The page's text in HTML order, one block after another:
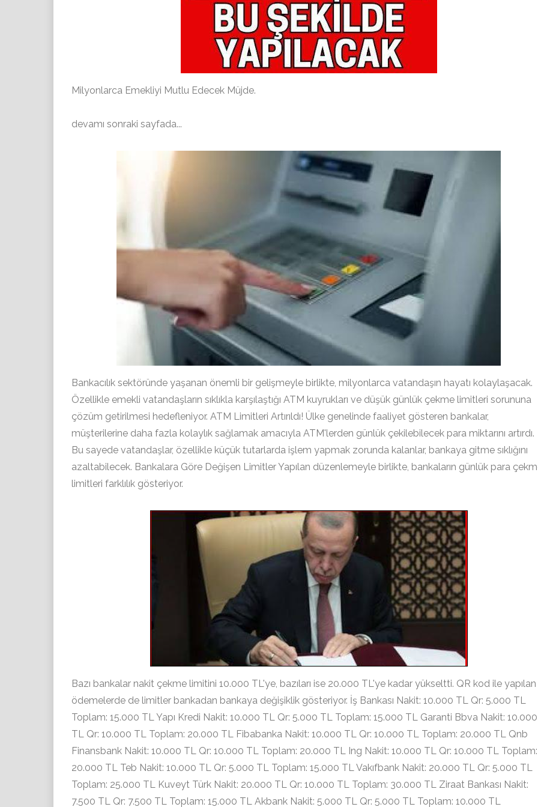
Milyonlarca Emekliyi Mutlu Edecek Müjde.
devamı sonraki sayfada...
Bankacılık sektöründe yaşanan önemli bir gelişmeyle birlikte, milyonlarca vatandaşın hayatı kolaylaşacak.
Özellikle emekli vatandaşların sıklıkla karşılaştığı ATM kuyrukları ve düşük günlük çekme limitleri sorununa
çözüm getirilmesi hedefleniyor. ATM Limitleri Artırıldı! Ülke genelinde faaliyet gösteren bankalar,
müşterilerine daha fazla kolaylık sağlamak amacıyla ATM'lerden günlük çekilebilecek para miktarını artırdı.
Bu sayede vatandaşlar, özellikle küçük tutarlarda işlem yapmak zorunda kalanlar, bankaya gitme sıklığını
azaltabilecek. Bankalara Göre Değişen Limitler Yapılan düzenlemeyle birlikte, bankaların günlük para
limitleri farklılık gösteriyor.
Bazı bankalar nakit çekme limitini 10.000 TL'ye, bazıları ise 20.000 TL'ye kadar yükseltti. QR kod ile yapılan
ödemelerde de limitler bankadan bankaya değişiklik gösteriyor. İş Bankası Nakit: 10.000 TL Qr: 5.000 TL
Toplam: 15.000 TL Yapı Kredi Nakit: 10.000 TL Qr: 5.000 TL Toplam: 15.000 TL Garanti Bbva Nakit: 10.000
TL Qr: 10.000 TL Toplam: 20.000 TL Fibabanka Nakit: 10.000 TL Qr: 10.000 TL Toplam: 20.000 TL Qnb
Finansbank Nakit: 10.000 TL Qr: 10.000 TL Toplam: 20.000 TL Ing Nakit: 10.000 TL Qr: 10.000 TL Toplam:
20.000 TL Teb Nakit: 10.000 TL Qr: 5.000 TL Toplam: 15.000 TL Vakıfbank Nakit: 20.000 TL Qr: 5.000 TL
Toplam: 25.000 TL Kuveyt Türk Nakit: 20.000 TL Qr: 10.000 TL Toplam: 30.000 TL Ziraat Bankası Nakit:
7.500 TL Qr: 7.500 TL Toplam: 15.000 TL Akbank Nakit: 5.000 TL Qr: 5.000 TL Toplam: 10.000 TL